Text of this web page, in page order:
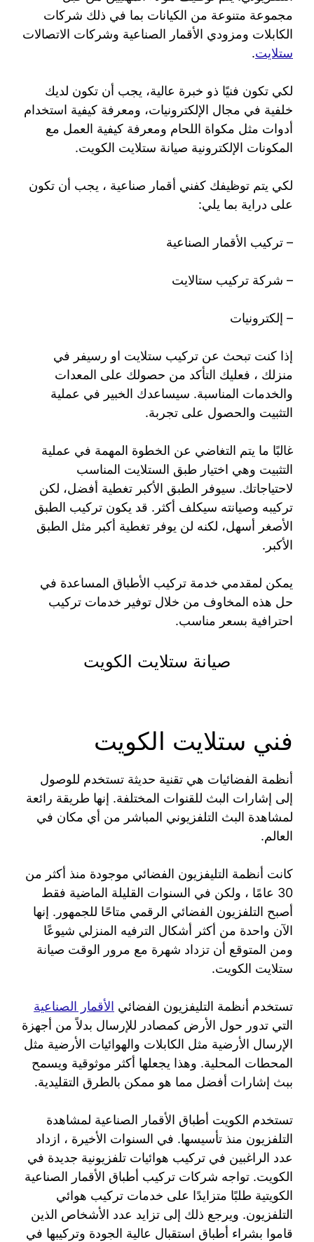
مجموعة متنوعة من الكيانات بما في ذلك شركات
الكابلات ومزودي الأقمار الصناعية وشركات الاتصالات
ستلايت.
لكي تكون فنيًا ذو خبرة عالية، يجب أن تكون لديك
خلفية في مجال الإلكترونيات، ومعرفة كيفية استخدام
أدوات مثل مكواة اللحام ومعرفة كيفية العمل مع
المكونات الإلكترونية صيانة ستلايت الكويت.
لكي يتم توظيفك كفني أقمار صناعية ، يجب أن تكون
على دراية بما يلي:
– تركيب الأقمار الصناعية
– شركة تركيب ستالايت
– إلكترونيات
إذا كنت تبحث عن تركيب ستلايت او رسيفر في
منزلك ، فعليك التأكد من حصولك على المعدات
والخدمات المناسبة. سيساعدك الخبير في عملية
التثبيت والحصول على تجربة.
غالبًا ما يتم التغاضي عن الخطوة المهمة في عملية
التثبيت وهي اختيار طبق الستلايت المناسب
لاحتياجاتك. سيوفر الطبق الأكبر تغطية أفضل، لكن
تركيبه وصيانته سيكلف أكثر. قد يكون تركيب الطبق
الأصغر أسهل، لكنه لن يوفر تغطية أكبر مثل الطبق
الأكبر.
يمكن لمقدمي خدمة تركيب الأطباق المساعدة في
حل هذه المخاوف من خلال توفير خدمات تركيب
احترافية بسعر مناسب.
صيانة ستلايت الكويت
فني ستلايت الكويت
أنظمة الفضائيات هي تقنية حديثة تستخدم للوصول
إلى إشارات البث للقنوات المختلفة. إنها طريقة رائعة
لمشاهدة البث التلفزيوني المباشر من أي مكان في
العالم.
كانت أنظمة التليفزيون الفضائي موجودة منذ أكثر من
30 عامًا ، ولكن في السنوات القليلة الماضية فقط
أصبح التلفزيون الفضائي الرقمي متاحًا للجمهور. إنها
الآن واحدة من أكثر أشكال الترفيه المنزلي شيوعًا
ومن المتوقع أن تزداد شهرة مع مرور الوقت صيانة
ستلايت الكويت.
تستخدم أنظمة التليفزيون الفضائي الأقمار الصناعية
التي تدور حول الأرض كمصادر للإرسال بدلاً من أجهزة
الإرسال الأرضية مثل الكابلات والهوائيات الأرضية مثل
المحطات المحلية. وهذا يجعلها أكثر موثوقية ويسمح
ببث إشارات أفضل مما هو ممكن بالطرق التقليدية.
تستخدم الكويت أطباق الأقمار الصناعية لمشاهدة
التلفزيون منذ تأسيسها. في السنوات الأخيرة ، ازداد
عدد الراغبين في تركيب هوائيات تلفزيونية جديدة في
الكويت. تواجه شركات تركيب أطباق الأقمار الصناعية
الكويتية طلبًا متزايدًا على خدمات تركيب هوائي
التلفزيون. ويرجع ذلك إلى تزايد عدد الأشخاص الذين
قاموا بشراء أطباق استقبال عالية الجودة وتركيبها في